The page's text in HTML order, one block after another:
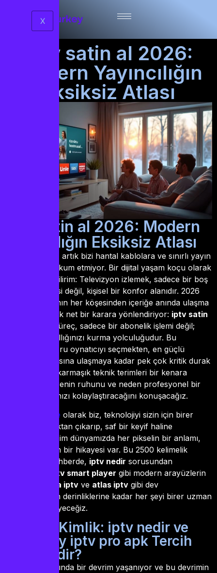
X
iptv satin al 2026:
Modern Yayıncılığın
Eksiksiz Atlası
iptv satin al 2026: Modern
Yayıncılığın Eksiksiz Atlası
Zamanın ruhu, artık bizi hantal kablolara ve sınırlı yayın
akışlarına mahkum etmiyor. Bir dijital yaşam koçu olarak
şunu söyleyebilirim: Televizyon izlemek, sadece bir boş
zaman aktivitesi değil, kişisel bir konfor alanıdır. 2026
yılında, dünyanın her köşesinden içeriğe anında ulaşma
arzusu, bizi çok net bir karara yönlendiriyor: iptv satin
. Ancak bu süreç, sadece bir abonelik işlemi değil;
kendi dijital krallığınızı kurma yolculuğudur. Bu
yolculukta doğru oynatıcıyı seçmekten, en güçlü
sunucu altyapısına ulaşmaya kadar pek çok kritik durak
var. Bugün, o karmaşık teknik terimleri bir kenara
bırakıp, bu evrenin ruhunu ve neden profesyonel bir
tercihin hayatınızı kolaylaştıracağını konuşacağız.
iptvsatnal.store olarak biz, teknolojiyi sizin için birer
karmaşa olmaktan çıkarıp, saf bir keyif haline
getiriyoruz. Bizim dünyamızda her pikselin bir anlamı,
her bağlantının bir hikayesi var. Bu 2500 kelimelik
genişletilmiş rehberde, iptv nedir sorusundan
iptv smart player gibi modern arayüzlerin
alfa iptv ve atlas iptv gibi dev
kütüphanelerin derinliklerine kadar her şeyi birer uzman
gözüyle inceleyeceğiz.
1. Dijital Kimlik: iptv nedir ve
Neden by iptv pro apk Tercih
Edilmelidir?
Medya dünyasında bir devrim yaşanıyor ve bu devrimin